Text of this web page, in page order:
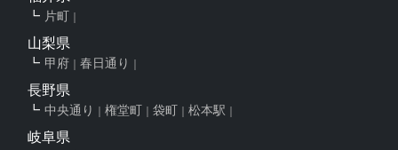
片町
山梨県
甲府 春日通り
長野県
中央通り 権堂町 袋町 松本駅
岐阜県